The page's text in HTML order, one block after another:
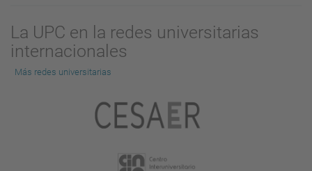
La UPC en la redes universitarias
internacionales
Más redes universitarias